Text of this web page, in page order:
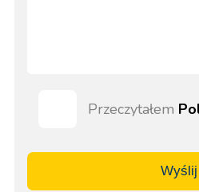
Przeczytałem
Wyślij